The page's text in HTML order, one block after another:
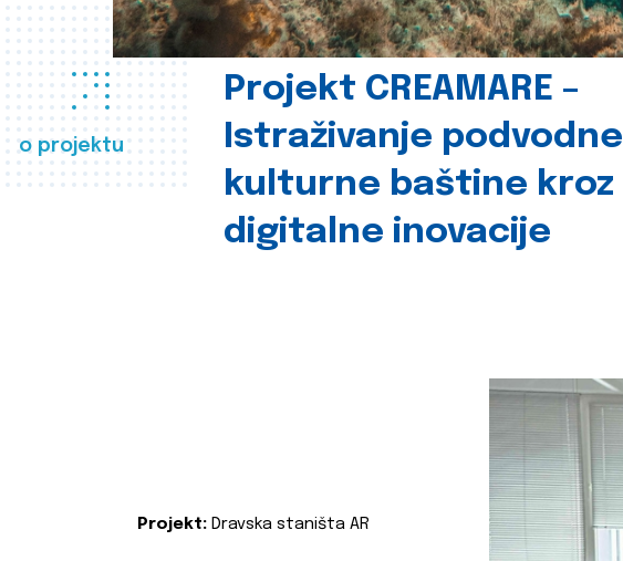
o projektu
Projekt CREAMARE –
Istraživanje podvodne
kulturne baštine kroz
digitalne inovacije
Projekt: Dravska staništa AR